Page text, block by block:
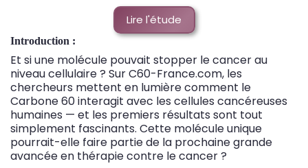
Lire l'étude
Introduction :
Et si une molécule pouvait stopper le cancer au
niveau cellulaire ? Sur C60-France.com, les
chercheurs mettent en lumière comment le
Carbone 60 interagit avec les cellules cancéreuses
humaines — et les premiers résultats sont tout
simplement fascinants. Cette molécule unique
pourrait-elle faire partie de la prochaine grande
avancée en thérapie contre le cancer ?